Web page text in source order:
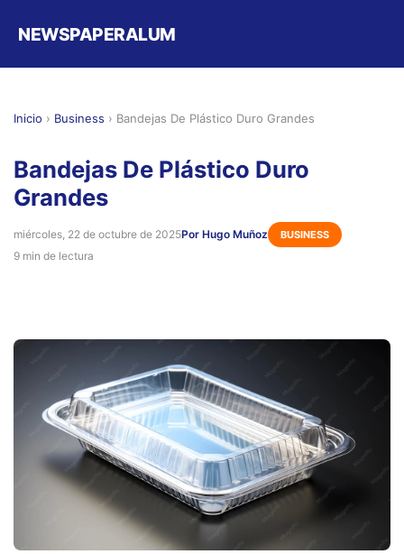
NEWSPAPERALUM
Inicio › Business › Bandejas De Plástico Duro Grandes
Bandejas De Plástico Duro
Grandes
miércoles, 22 de octubre de 2025Por Hugo Muñoz BUSINESS
9 min de lectura